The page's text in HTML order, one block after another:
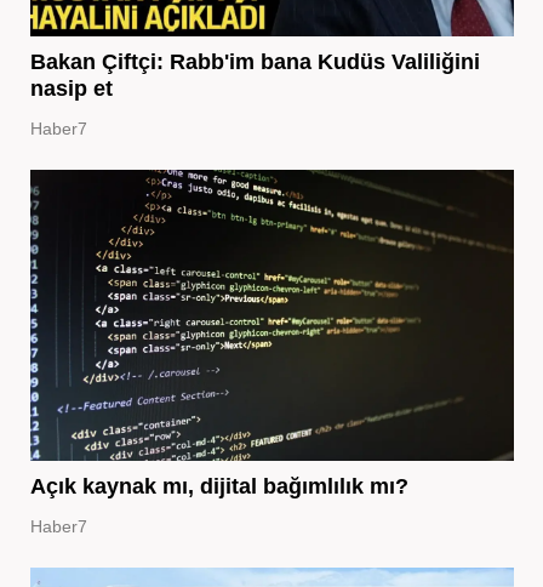
Bakan Çiftçi: Rabb'im bana Kudüs Valiliğini
nasip et
Haber7
Açık kaynak mı, dijital bağımlılık mı?
Haber7